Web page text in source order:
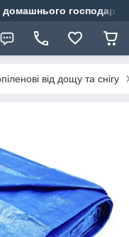
домашнього
від дощу та снігу